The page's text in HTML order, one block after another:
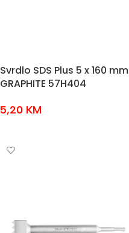
Svrdlo SDS Plus 5 x 160 mm
GRAPHITE 57H404
5,20 KM